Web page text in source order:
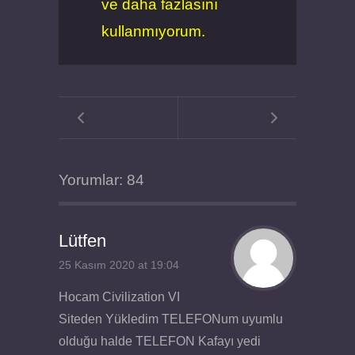
ve daha fazlasını
kullanmıyorum.
Yorumlar: 84
Lütfen
25 Kasım 2020 at 19:04
Hocam Civilization VI
Siteden Yükledim TELEFONum uyumlu
olduğu halde TELEFON Kafayı yedi